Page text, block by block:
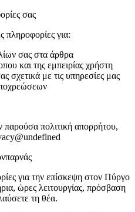
σας
πληροφορίες για:
σας στα άρθρα
και της εμπειρίας χρήστη
σχετικά με τις υπηρεσίες μας
παρούσα πολιτική απορρήτου,
για την επίσκεψη στον Πύργο
ώρες λειτουργίας, πρόσβαση
τη θέα.